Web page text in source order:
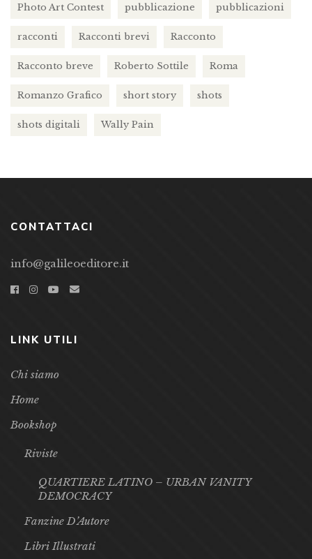
Photo Art Contest pubblicazione pubblicazioni
racconti Racconti brevi Racconto
Racconto breve Roberto Sottile Roma
Romanzo Grafico short story shots
shots digitali Wally Pain
CONTATTACI
info@galileoeditore.it
LINK UTILI
Chi siamo
Home
Bookshop
Riviste
QUARTIERE LATINO – URBAN VANITY
DEMOCRACY
Fanzine D’Autore
Libri Illustrati